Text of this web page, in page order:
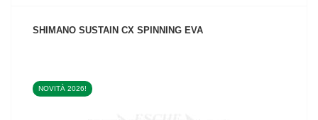
SHIMANO SUSTAIN CX SPINNING EVA
NOVITÀ 2026!